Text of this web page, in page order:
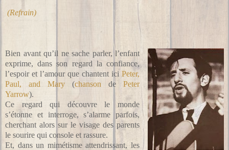
(Refrain)
Bien avant qu’il ne sache parler, l’enfant
exprime, dans son regard la confiance,
l’espoir et l’amour que chantent ici Peter,
Paul, and Mary (chanson de Peter
Yarrow).
Ce regard qui découvre le monde
s’étonne et interroge, s’alarme parfois,
cherchant alors sur le visage des parents
le sourire qui console et rassure.
Et, dans un mimétisme attendrissant, les